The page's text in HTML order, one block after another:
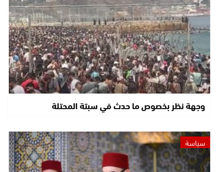
وجهة نظر بخصوص ما حدث في سبتة المحتلة
سياسة